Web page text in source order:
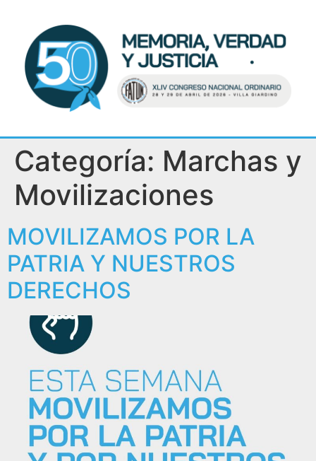
Categoría: Marchas y
Movilizaciones
MOVILIZAMOS POR LA
PATRIA Y NUESTROS
DERECHOS